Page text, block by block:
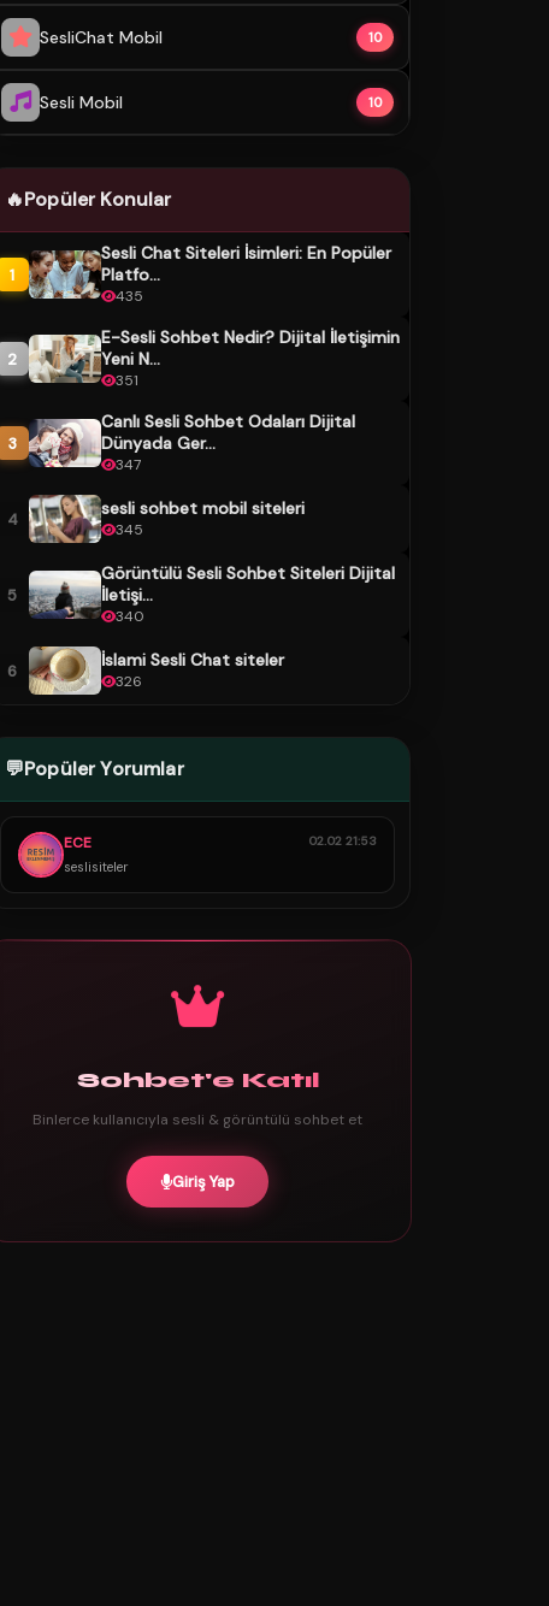
SesliChat Mobil 10
Sesli Mobil 10
🔥Popüler Konular
1
Sesli Chat Siteleri İsimleri: En Popüler
Platfo...
435
2
E-Sesli Sohbet Nedir? Dijital İletişimin
Yeni N...
351
3
Canlı Sesli Sohbet Odaları Dijital
Dünyada Ger...
347
4 sesli sohbet mobil siteleri
345
5
Görüntülü Sesli Sohbet Siteleri Dijital
İletişi...
340
6 İslami Sesli Chat siteler
326
💬Popüler Yorumlar
ECE
seslisiteler
02.02 21:53
Sohbet'e Katıl
Binlerce kullanıcıyla sesli & görüntülü sohbet et
Giriş Yap